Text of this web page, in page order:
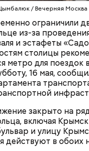
/ Вечерняя Москва
ограничили
из-за
и эстафеты
столицы
метро для поездок
16 мая,
закрыто на
включая
и улицу
действуют в обоих
От новичка к
«Абилимпикс»
Диплом по
складывается